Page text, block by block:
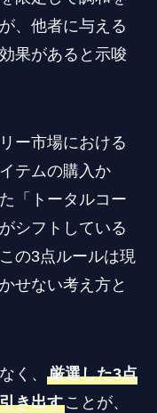
、他者に与える
果があると示唆
ー市場における
テムの購入か
「トータルコー
シフトしている
の3点ルールは現
せない考え方と
く、 厳選した3点
き出すことが、